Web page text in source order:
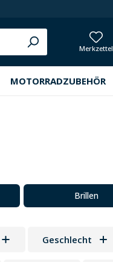
Merkzettel
MOTORRADZUBEHÖR
Brillen
Geschlecht